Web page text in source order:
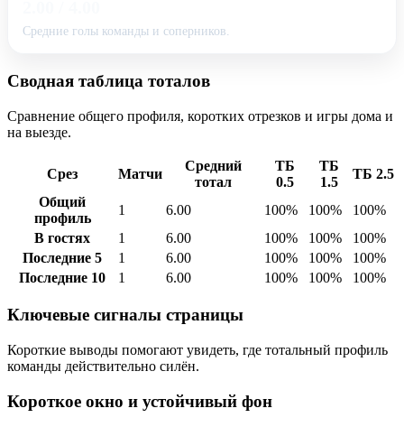
Средние голы команды и соперников.
Сводная таблица тоталов
Сравнение общего профиля, коротких отрезков и игры дома и
на выезде.
Срез Матчи
Средний
тотал
ТБ
0.5
ТБ
1.5
ТБ 2.5
Общий
профиль
1 6.00 100% 100%
100%
В гостях
1 6.00 100% 100%
100%
Последние 5
1 6.00 100% 100%
100%
Последние 10
1 6.00 100% 100% 100%
Ключевые сигналы страницы
Короткие выводы помогают увидеть, где тотальный профиль
команды действительно силён.
Короткое окно и устойчивый фон